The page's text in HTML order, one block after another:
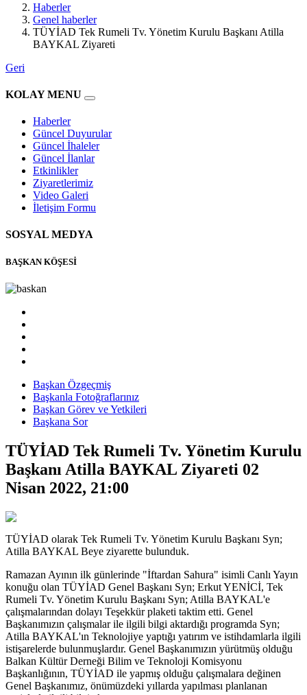
Haberler
Genel haberler
TÜYİAD Tek Rumeli Tv. Yönetim Kurulu Başkanı Atilla
BAYKAL Ziyareti
Geri
KOLAY MENU
Haberler
Güncel Duyurular
Güncel İhaleler
Güncel İlanlar
Etkinlikler
Ziyaretlerimiz
Video Galeri
İletişim Formu
SOSYAL MEDYA
BAŞKAN KÖŞESİ
Başkan Özgeçmiş
Başkanla Fotoğraflarınız
Başkan Görev ve Yetkileri
Başkana Sor
TÜYİAD Tek Rumeli Tv. Yönetim Kurulu
Başkanı Atilla BAYKAL Ziyareti 02
Nisan 2022, 21:00
TÜYİAD olarak Tek Rumeli Tv. Yönetim Kurulu Başkanı Syn;
Atilla BAYKAL Beye ziyarette bulunduk.
Ramazan Ayının ilk günlerinde "İftardan Sahura" isimli Canlı Yayın
konuğu olan TÜYİAD Genel Başkanı Syn; Erkut YENİCİ, Tek
Rumeli Tv. Yönetim Kurulu Başkanı Syn; Atilla BAYKAL'e
çalışmalarından dolayı Teşekkür plaketi taktim etti. Genel
Başkanımızın çalışmalar ile ilgili bilgi aktardığı programda Syn;
Atilla BAYKAL'ın Teknolojiye yaptığı yatırım ve istihdamlarla ilgili
istişarelerde bulunmuşlardır. Genel Başkanımızın yürütmüş olduğu
Balkan Kültür Derneği Bilim ve Teknoloji Komisyonu
Başkanlığının, TÜYİAD ile yapmış olduğu çalışmalara değinen
Genel Başkanımız, önümüzdeki yıllarda yapılması planlanan